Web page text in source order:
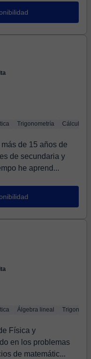
Trigonometría Cálculo
de 15 años de
de secundaria y
he aprend...
Álgebra lineal
Física y
de matemátic...